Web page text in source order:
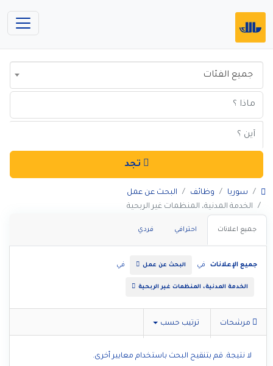
جميع الفئات
تجد
سوريا وظائف
البحث عن عمل
الخدمة المدنية، المنظمات غير الربحية
جميع اعلانات احترافي فردي
جميع الإعلانات في البحث عن عمل في
الخدمة المدنية، المنظمات غير الربحية
مرشحات ترتيب حسب
لا نتيجة. قم بتنقيح البحث باستخدام معايير أخرى.